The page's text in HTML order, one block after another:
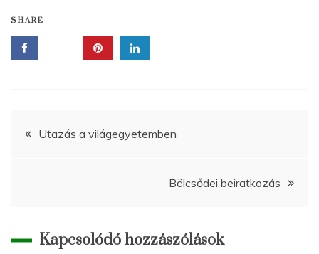
SHARE
Bejegyzés
Utazás a világegyetemben
Bölcsődei beiratkozás
Kapcsolódó hozzászólások